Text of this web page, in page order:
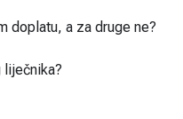
doplatu, a za druge ne?
liječnika?